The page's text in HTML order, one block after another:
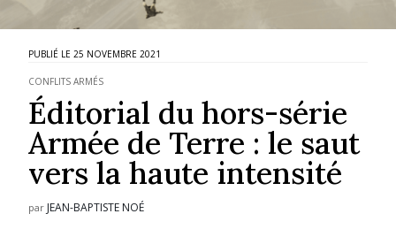
25 NOVEMBRE 2021
CONFLITS ARMÉS
Éditorial du hors-série
Armée de Terre : le saut
vers la haute intensité
par JEAN-BAPTISTE NOÉ